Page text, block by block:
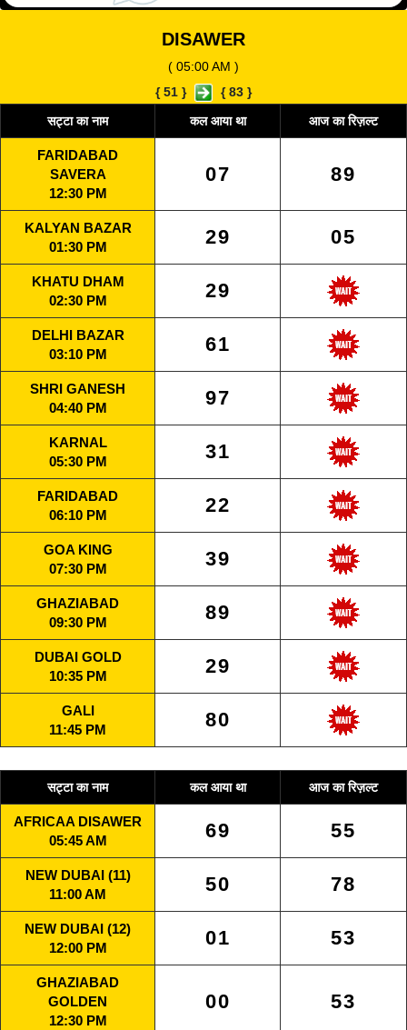
DISAWER
( 05:00 AM )
{51 } {83 }
सट्टा का नाम कल आया था आज का रिज़ल्ट
FARIDABAD
SAVERA
12:30 PM
07 89
KALYAN BAZAR
01:30 PM
29 05
KHATU DHAM
02:30 PM
29
DELHI BAZAR
03:10 PM
61
SHRI GANESH
04:40 PM
97
KARNAL
05:30 PM
31
FARIDABAD
06:10 PM
22
GOA KING
07:30 PM
39
GHAZIABAD
09:30 PM
89
DUBAI GOLD
10:35 PM
29
GALI
11:45 PM
80
सट्टा का नाम कल आया था आज का रिज़ल्ट
AFRICAA DISAWER
05:45 AM
69 55
NEW DUBAI (11)
11:00 AM
50 78
NEW DUBAI (12)
12:00 PM
01 53
GHAZIABAD
GOLDEN
12:30 PM
00 53